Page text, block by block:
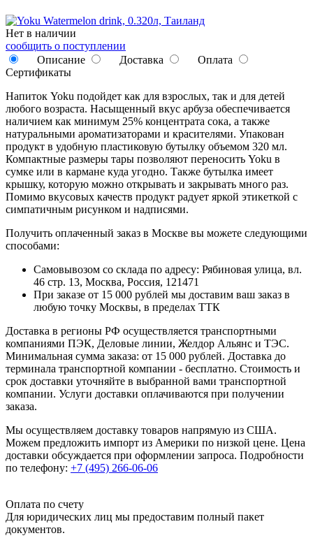
Нет в наличии
сообщить о поступлении
Описание
Доставка
Оплата
Сертификаты
Напиток Yoku подойдет как для взрослых, так и для детей
любого возраста. Насыщенный вкус арбуза обеспечивается
наличием как минимум 25% концентрата сока, а также
натуральными ароматизаторами и красителями. Упакован
продукт в удобную пластиковую бутылку объемом 320 мл.
Компактные размеры тары позволяют переносить Yoku в
сумке или в кармане куда угодно. Также бутылка имеет
крышку, которую можно открывать и закрывать много раз.
Помимо вкусовых качеств продукт радует яркой этикеткой с
симпатичным рисунком и надписями.
Получить оплаченный заказ в Москве вы можете следующими
способами:
Самовывозом со склада по адресу: Рябиновая улица, вл.
46 стр. 13, Москва, Россия, 121471
При заказе от 15 000 рублей мы доставим ваш заказ в
любую точку Москвы, в пределах ТТК
Доставка в регионы РФ осуществляется транспортными
компаниями ПЭК, Деловые линии, Желдор Альянс и ТЭС.
Минимальная сумма заказа: от 15 000 рублей. Доставка до
терминала транспортной компании - бесплатно. Стоимость и
срок доставки уточняйте в выбранной вами транспортной
компании. Услуги доставки оплачиваются при получении
заказа.
Мы осуществляем доставку товаров напрямую из США.
Можем предложить импорт из Америки по низкой цене. Цена
доставки обсуждается при оформлении запроса. Подробности
по телефону: +7 (495) 266-06-06
Оплата по счету
Для юридических лиц мы предоставим полный пакет
документов.